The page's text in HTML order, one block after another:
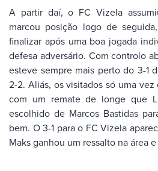
A partir daí, o FC Vizela
marcou posição logo de
finalizar após uma boa jogada
defesa adversário. Com controlo
esteve sempre mais perto do 3-1
2-2. Aliás, os visitados só uma
com um remate de longe que
escolhido de Marcos Bastidas
bem. O 3-1 para o FC Vizela
Maks ganhou um ressalto na área